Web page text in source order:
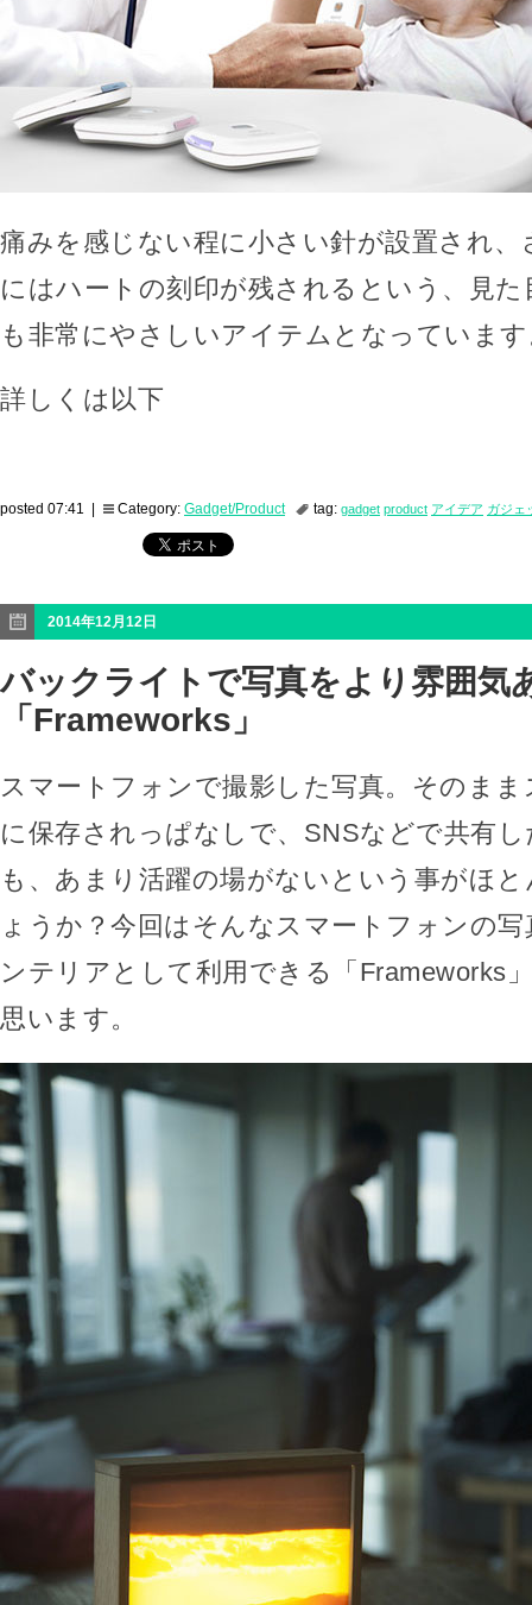
痛みを感じない程に小さい針が設置され、
にはハートの刻印が残されるという、見
も非常にやさしいアイテムとなっていま
詳しくは以下
posted 07:41 | Category: Gadget/Product tag: gadget product アイデア ガジェ
2014年12月12日
バックライトで写真をより雰囲気
「Frameworks」
スマートフォンで撮影した写真。そのま
に保存されっぱなしで、SNSなどで共有
も、あまり活躍の場がないという事がほ
ょうか？今回はそんなスマートフォンの
ンテリアとして利用できる「Frameworks
思います。